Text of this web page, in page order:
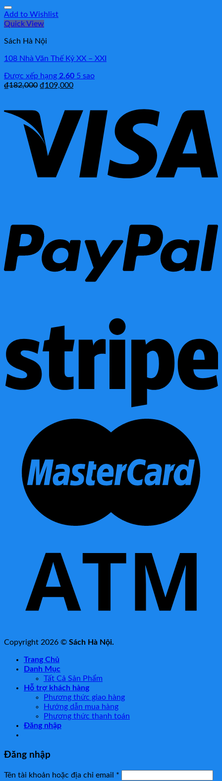
Add to Wishlist
Quick View
Sách Hà Nội
108 Nhà Văn Thế Kỷ XX – XXI
Được xếp hạng 2.60 5 sao
₫182,000 ₫109,000
Copyright 2026 © Sách Hà Nội.
Trang Chủ
Danh Mục
Tất Cả Sản Phẩm
Hỗ trợ khách hàng
Phương thức giao hàng
Hướng dẫn mua hàng
Phương thức thanh toán
Đăng nhập
Đăng nhập
Tên tài khoản hoặc địa chỉ email *